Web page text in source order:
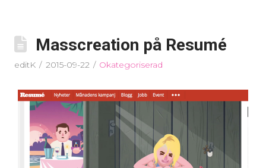
Masscreation på Resumé
editK 2015-09-22 Okategoriserad